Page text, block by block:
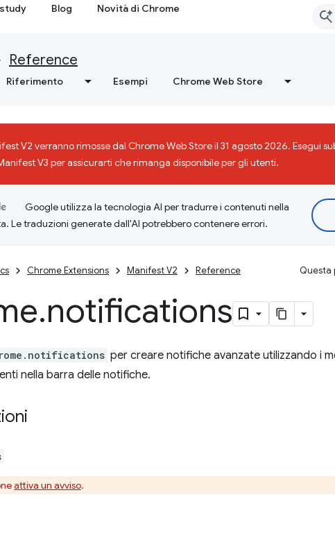
Blog Novità di Chrome
Reference
Riferimento Esempi Chrome Web Store
V2 verranno rimosse dal Chrome Web Store il 31 agosto 2026. Esegui
V3 per assicurarti che rimanga disponibile per gli utenti.
Google utilizza la tecnologia AI per tradurre i contenuti nella
Le traduzioni generate dall'AI potrebbero contenere errori.
Chrome Extensions Manifest V2 Reference Questa
.notifications
per creare notifiche avanzate utilizzando i
nella barra delle notifiche.
attiva un avviso.